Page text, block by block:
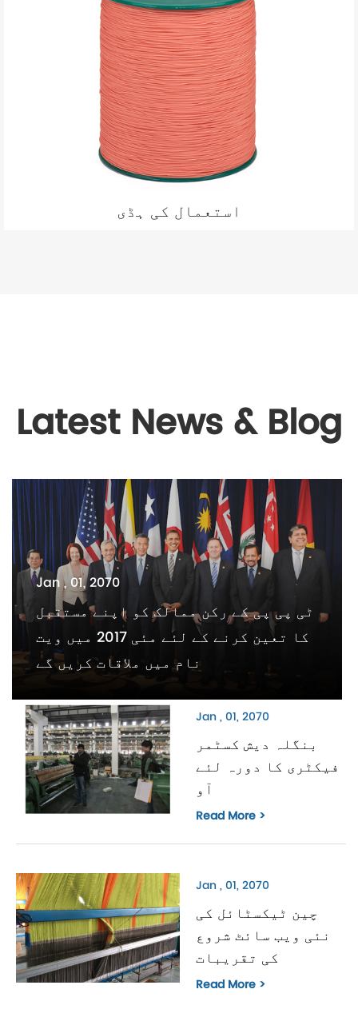
استعمال کی ہڈی
Latest News & Blog
Jan , 01, 2070
ٹی پی پی کے رکن ممالک کو اپنے مستقبل
کا تعین کرنے کے لئے مئی 2017 میں ویت
نام میں ملاقات کریں گے
Jan , 01, 2070
بنگلہ دیش کسٹمر
فیکٹری کا دورہ لئے
آو
Read More >
Jan , 01, 2070
چین ٹیکسٹائل کی
نئی ویب سائٹ شروع
کی تقریبات
Read More >